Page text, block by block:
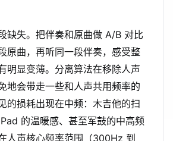
缺失。把伴奏和原曲做 A/B 对比
曲，再听同一段伴奏，感受整
明显变薄。分离算法在移除人声
地会带走一些和人声共用频率的
的损耗出现在中频：木吉他的扫
的温暖感、甚至军鼓的中高频
人声核心频率范围（300Hz 到